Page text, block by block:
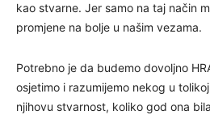
kao stvarne. Jer samo na taj način
promjene na bolje u našim vezama.
Potrebno je da budemo dovoljno
osjetimo i razumijemo nekog u
njihovu stvarnost, koliko god ona